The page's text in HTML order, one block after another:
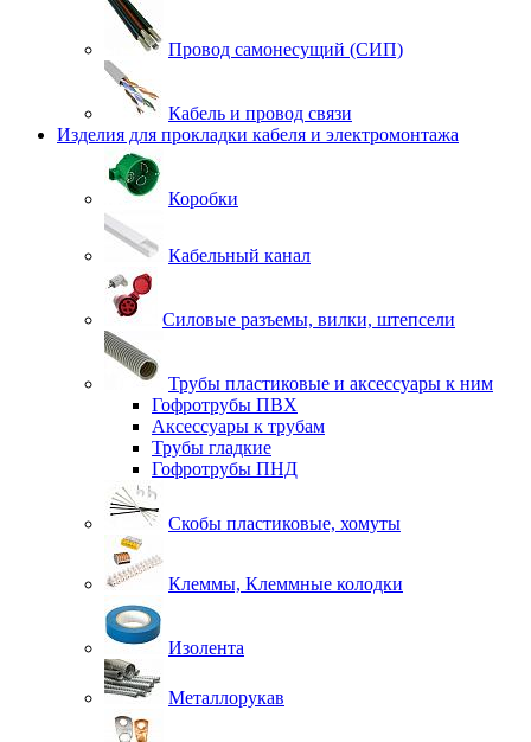
Провод самонесущий (СИП)
Кабель и провод связи
Изделия для прокладки кабеля и электромонтажа
Коробки
Кабельный канал
Силовые разъемы, вилки, штепсели
Трубы пластиковые и аксессуары к ним
Гофротрубы ПВХ
Аксессуары к трубам
Трубы гладкие
Гофротрубы ПНД
Скобы пластиковые, хомуты
Клеммы, Клеммные колодки
Изолента
Металлорукав